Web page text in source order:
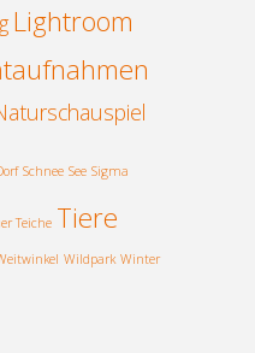
Lightroom
Schnee See Sigma
Teiche Tiere
Wildpark Winter